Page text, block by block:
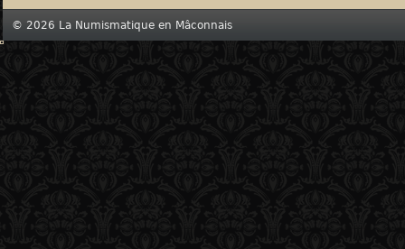
© 2026 La Numismatique en Mâconnais